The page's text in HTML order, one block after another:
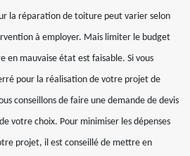
la réparation de toiture peut varier selon
à employer. Mais limiter le budget
en mauvaise état est faisable. Si vous
pour la réalisation de votre projet de
conseillons de faire une demande de devis
votre choix. Pour minimiser les dépenses
projet, il est conseillé de mettre en